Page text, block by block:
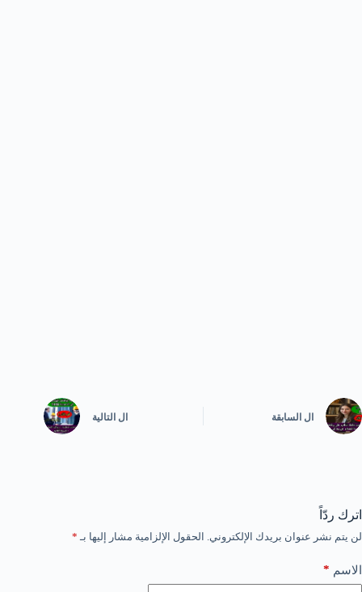
ال السابقة ال التالية
اترك ردّاً
لن يتم نشر عنوان بريدك الإلكتروني. الحقول الإلزامية مشار إليها بـ *
الاسم *